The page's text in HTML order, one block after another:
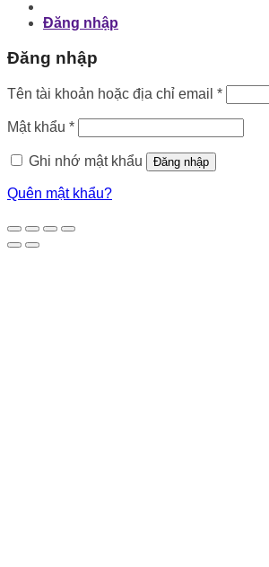
Đăng nhập
Đăng nhập
Tên tài khoản hoặc địa chỉ email *Bắt
buộc
Mật khẩu *Bắt
buộc
Ghi nhớ mật khẩu
Đăng nhập
Quên mật khẩu?